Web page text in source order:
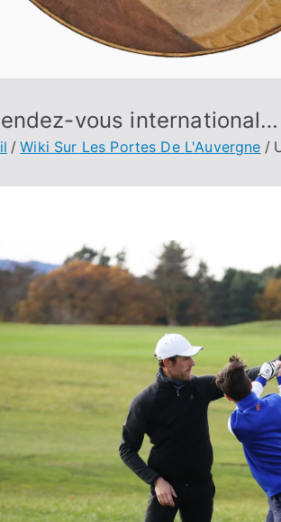
vous
Wiki Sur Les Portes De L'Auvergne